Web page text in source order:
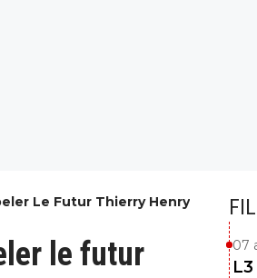
Le Futur Thierry Henry
le futur 07